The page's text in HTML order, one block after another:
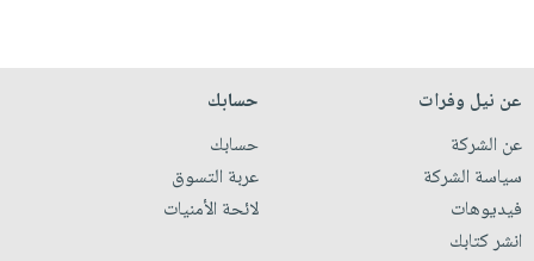
عن نيل وفرات
عن الشركة
سياسة الشركة
فيديوهات
انشر كتابك
حسابك
حسابك
عربة التسوق
لائحة الأمنيات